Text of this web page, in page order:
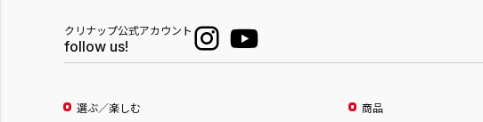
クリナップ公式アカウント
follow us!
選ぶ／楽しむ
商品